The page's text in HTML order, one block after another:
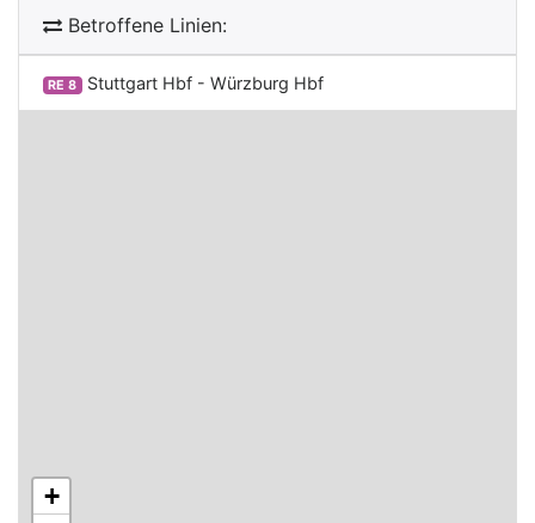
Betroffene Linien:
RE 8 Stuttgart Hbf - Würzburg Hbf
+